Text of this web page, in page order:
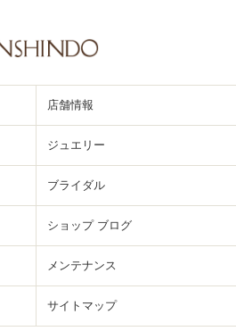
店舗情報
ジュエリー
ブライダル
ショップ ブログ
メンテナンス
サイトマップ